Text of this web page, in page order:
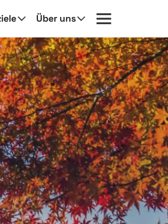
Über uns